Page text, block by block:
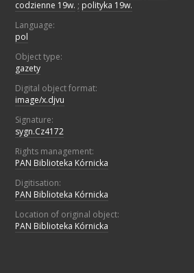
codzienne 19w. ; polityka 19w.
Language:
pol
Object type:
gazety
Digital object format:
image/x.djvu
Signature:
sygn.Cz4172
Rights management:
PAN Biblioteka Kórnicka
Digitisation:
PAN Biblioteka Kórnicka
Location of original object:
PAN Biblioteka Kórnicka